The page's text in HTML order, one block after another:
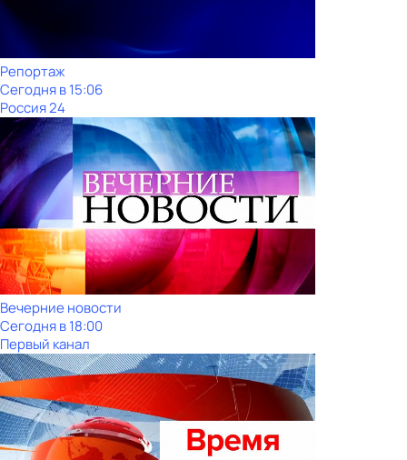
Репортаж
Сегодня в 15:06
Россия 24
Вечерние новости
Сегодня в 18:00
Первый канал